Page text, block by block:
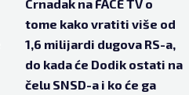
Crnadak na FACE TV o
tome kako vratiti više od
1,6 milijardi dugova RS-a,
do kada će Dodik ostati na
čelu SNSD-a i ko će ga